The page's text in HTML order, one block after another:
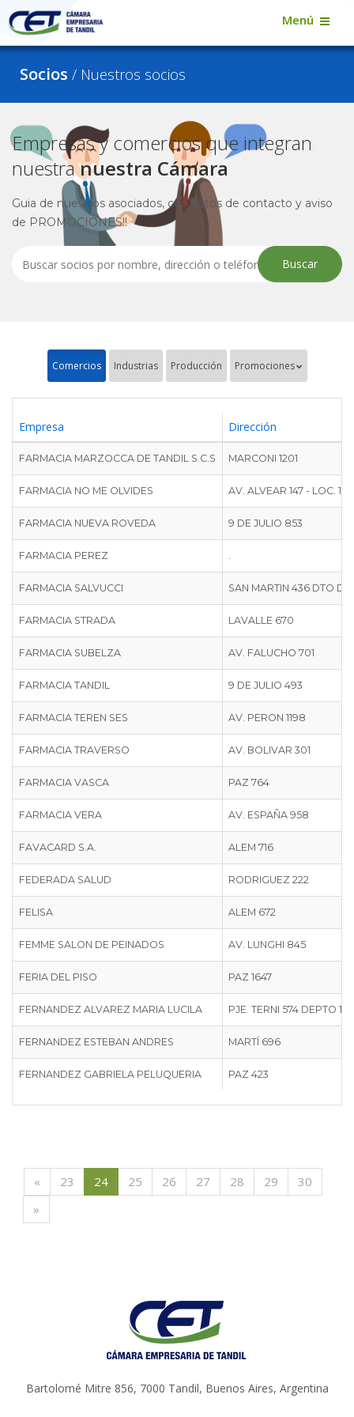
Menú
Socios / Nuestros socios
Empresas y comercios que integran
nuestranuestra Cámara
Guia de nuestros asociados, con datos de contacto y aviso
de PROMOCIONES!!
Buscar
Comercios Industrias Producción Promociones
Empresa
FARMACIA MARZOCCA DE TANDIL S.C.S
FARMACIA NO ME OLVIDES
FARMACIA NUEVA ROVEDA
FARMACIA PEREZ
FARMACIA SALVUCCI
FARMACIA STRADA
FARMACIA SUBELZA
FARMACIA TANDIL
FARMACIA TEREN SES
FARMACIA TRAVERSO
FARMACIA VASCA
FARMACIA VERA
FAVACARD S.A.
FEDERADA SALUD
FELISA
FEMME SALON DE PEINADOS
FERIA DEL PISO
FERNANDEZ ALVAREZ MARIA LUCILA
FERNANDEZ ESTEBAN ANDRES
FERNANDEZ GABRIELA PELUQUERIA
Empresa Dirección
FARMACIA MARZOCCA DE TANDIL S.C.S MARCONI 1201
FARMACIA NO ME OLVIDES AV. ALVEAR 147 - LOC. 1
FARMACIA NUEVA ROVEDA 9 DE JULIO 853
FARMACIA PEREZ .
FARMACIA SALVUCCI SAN MARTIN 436 DTO D
FARMACIA STRADA LAVALLE 670
FARMACIA SUBELZA AV. FALUCHO 701
FARMACIA TANDIL 9 DE JULIO 493
FARMACIA TEREN SES AV. PERON 1198
FARMACIA TRAVERSO AV. BOLIVAR 301
FARMACIA VASCA PAZ 764
FARMACIA VERA AV. ESPAÑA 958
FAVACARD S.A. ALEM 716
FEDERADA SALUD RODRIGUEZ 222
FELISA ALEM 672
FEMME SALON DE PEINADOS AV. LUNGHI 845
FERIA DEL PISO PAZ 1647
FERNANDEZ ALVAREZ MARIA LUCILA PJE. TERNI 574 DEPTO 12
FERNANDEZ ESTEBAN ANDRES MARTÍ 696
FERNANDEZ GABRIELA PELUQUERIA PAZ 423
« 23 24 25 26 27 28 29
30
»
Bartolomé Mitre 856, 7000 Tandil, Buenos Aires, Argentina